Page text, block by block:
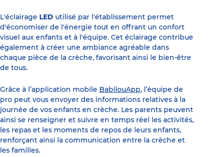
L'éclairage LED utilisé par l'établissement permet
d'économiser de l'énergie tout en offrant un confort
visuel aux enfants et à l'équipe. Cet éclairage contribue
également à créer une ambiance agréable dans
chaque pièce de la crèche, favorisant ainsi le bien-être
de tous.
Grâce à l’application mobile BabilouApp, l’équipe de
pro peut vous envoyer des informations relatives à la
journée de vos enfants en crèche. Les parents peuvent
ainsi se renseigner et suivre en temps réel les activités,
les repas et les moments de repos de leurs enfants,
renforçant ainsi la communication entre la crèche et
les familles.